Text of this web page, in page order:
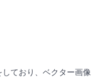
ており、ベクター画像